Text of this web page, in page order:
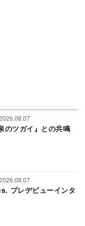
のツガイ』との共鳴
プレデビューインタ